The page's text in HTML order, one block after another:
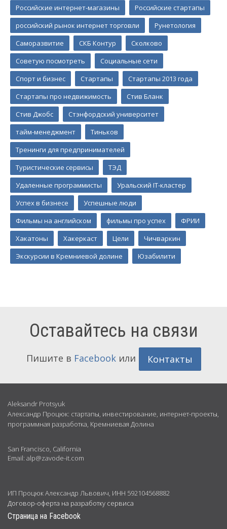
Российские интернет-магазины
Российские стартапы
российский рынок интернет торговли
Рунетология
Саморазвитие
СКБ Контур
Сколково
Советую посмотреть
Социальные сети
Спорт и бизнес
Стартапы
Стартапы 2013 года
Стартапы про недвижимость
Стив Бланк
Стив Джобс
Стэнфордский университет
тайм-менеджмент
Тиньков
Тренинги для предпринимателей
Туристические сервисы
ТЭД
Удаленные программисты
Уральский IT-кластер
Успех в бизнесе
Успешные люди
Фильмы на английском
фильмы про успех
ФРИИ
Хакатоны
Хакеркаст Цели
Чичваркин
Экскурсии в Кремниевой долине
Юзабилити
Оставайтесь на связи
Пишите в Facebookили Контакты
Обо
мне
Aleksandr Protsyuk
Александр Процюк: стартапы, инвестирование, интернет-проекты,
программная разработка, Кремниевая Долина
San Francisco, California
Email: alp@zavode-it.com
ИП Процюк Александр Львович, ИНН 592104568882
Договор-оферта на разработку сервиса
Страница на Facebook